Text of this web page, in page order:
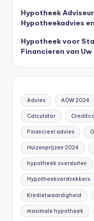
Hypotheek
Hypotheekadvies
Hypotheek voor
Financieren van Uw
Advies AOW 2024
Calculator
Financieel advies
Huizenprijzen 2024
hypotheek oversluiten
Hypotheekverstrekkers
Kredietwaardigheid
maximale hypotheek